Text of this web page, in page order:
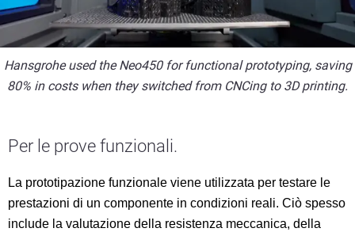
Hansgrohe used the Neo450 for functional prototyping, saving
80% in costs when they switched from CNCing to 3D printing.
Per le prove funzionali.
La prototipazione funzionale viene utilizzata per testare le
prestazioni di un componente in condizioni reali. Ciò spesso
include la valutazione della resistenza meccanica, della